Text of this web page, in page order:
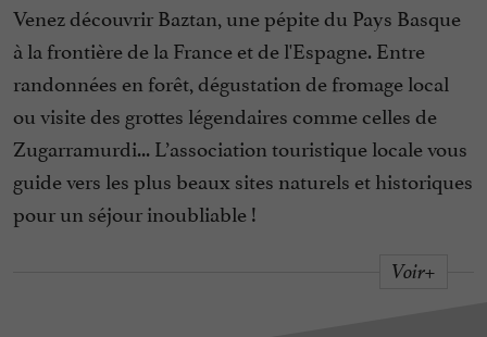
Venez découvrir Baztan, une pépite du Pays Basque
à la frontière de la France et de l'Espagne. Entre
randonnées en forêt, dégustation de fromage local
ou visite des grottes légendaires comme celles de
Zugarramurdi... L’association touristique locale vous
guide vers les plus beaux sites naturels et historiques
pour un séjour inoubliable !
Voir+